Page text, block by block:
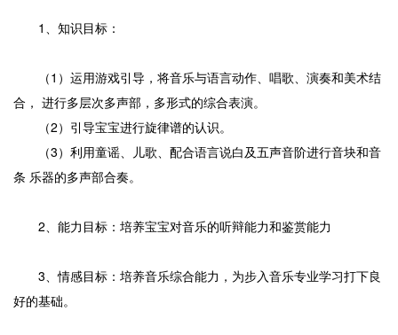
1、知识目标：
（1）运用游戏引导，将音乐与语言动作、唱歌、演奏和美术结
合， 进行多层次多声部，多形式的综合表演。
（2）引导宝宝进行旋律谱的认识。
（3）利用童谣、儿歌、配合语言说白及五声音阶进行音块和音
条 乐器的多声部合奏。
2、能力目标：培养宝宝对音乐的听辩能力和鉴赏能力
3、情感目标：培养音乐综合能力，为步入音乐专业学习打下良
好的基础。